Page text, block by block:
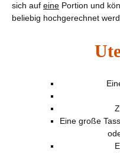
sich auf eine Portion und
beliebig hochgerechnet
Eine große